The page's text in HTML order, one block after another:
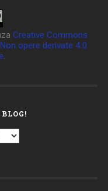
Creative Commons
opere derivate 4.0
.